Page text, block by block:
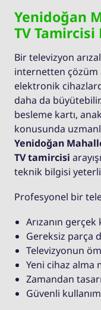
Yenidoğan
TV
Bir televizyon
internetten çözüm
elektronik
daha da
besleme kartı,
konusunda
Yenidoğan
TV tamircisi
teknik bilgisi yeterli
Profesyonel bir
Arızanın
Gereksiz parça
Televizyonun
Yeni cihaz alma
Zamandan
Güvenli